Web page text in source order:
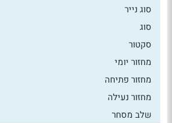
סוג נייר
סוג
סקטור
מחזור יומי
מחזור פתיחה
מחזור נעילה
שלב מסחר